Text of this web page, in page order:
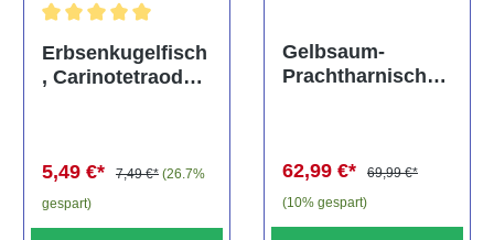
Durchschnittliche Bewertung von 5 von 5 Sternen
Erbsenkugelfisch
, Carinotetraodon
5,49 €* 7,49 €* (26.7%
gespart)
Gelbsaum-
Prachtharnischw
62,99 €*
69,99 €*
(10% gespart)